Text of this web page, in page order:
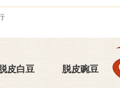
皮白豆 脱皮豌豆